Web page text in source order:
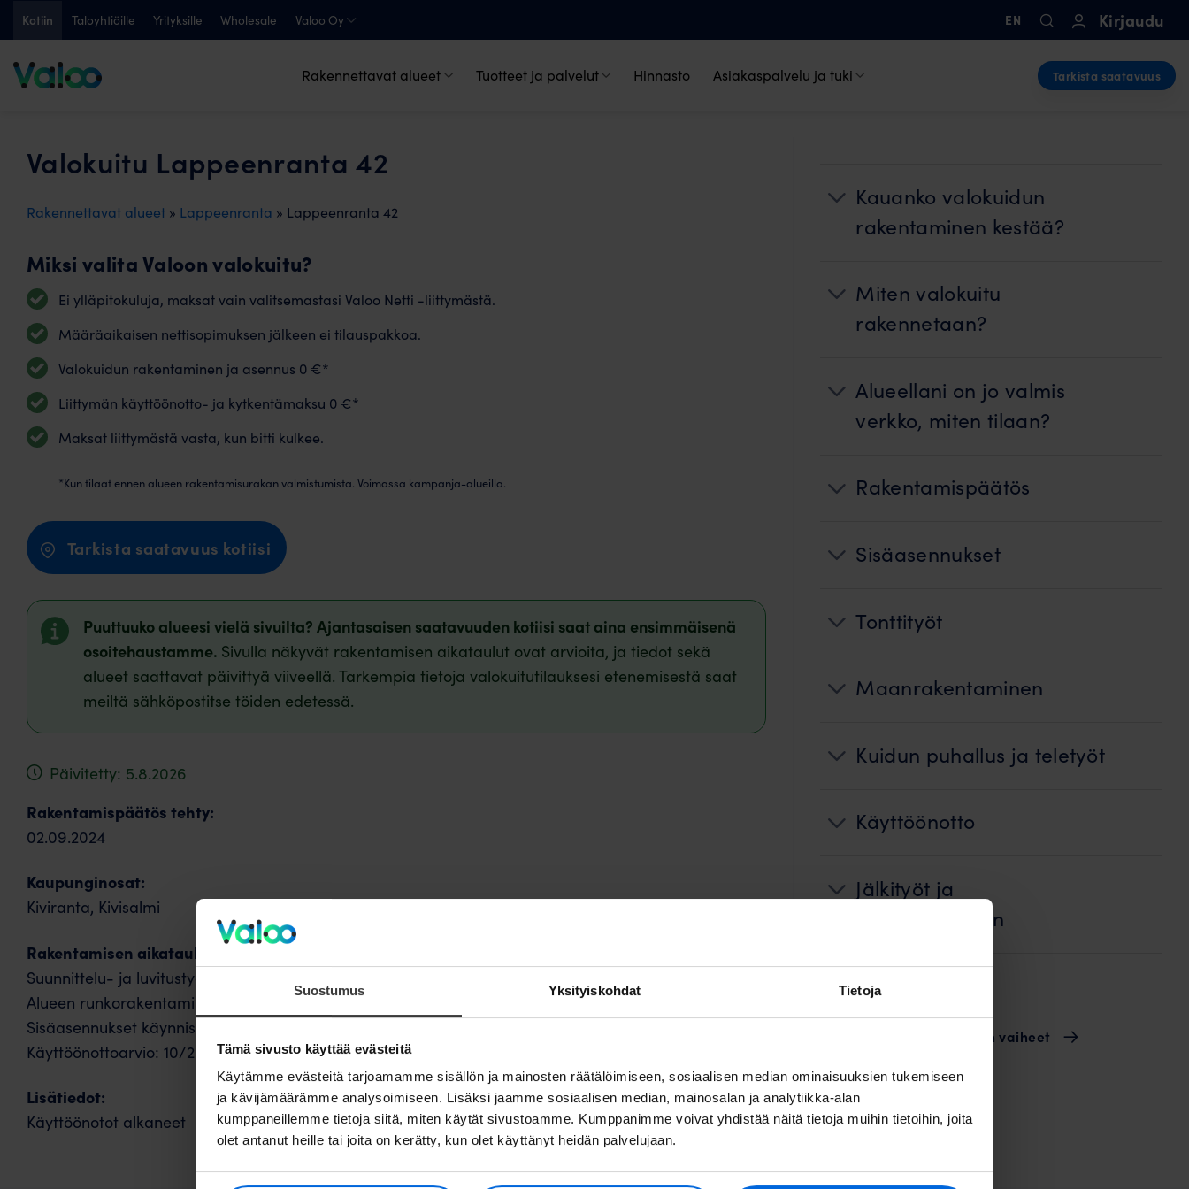
Suostumus Yksityiskohdat Tietoja
Tämä sivusto käyttää evästeitä
Käytämme evästeitä tarjoamamme sisällön ja mainosten räätälöimiseen, sosiaalisen median ominaisuuksien tukemiseen
ja kävijämäärämme analysoimiseen. Lisäksi jaamme sosiaalisen median, mainosalan ja analytiikka-alan
kumppaneillemme tietoja siitä, miten käytät sivustoamme. Kumppanimme voivat yhdistää näitä tietoja muihin tietoihin, joita
olet antanut heille tai joita on kerätty, kun olet käyttänyt heidän palvelujaan.
Kotiin Taloyhtiöille Yrityksille Wholesale Valoo Oy EN Kirjaudu
Rakennettavat alueet Tuotteet ja palvelut Hinnasto Asiakaspalvelu ja tuki Tarkista saatavuus
Valokuitu Lappeenranta 42
Rakennettavat alueet » Lappeenranta » Lappeenranta 42
Miksi valita Valoon valokuitu?
Ei ylläpitokuluja, maksat vain valitsemastasi Valoo Netti -liittymästä.
Määräaikaisen nettisopimuksen jälkeen ei tilauspakkoa.
Valokuidun rakentaminen ja asennus 0 €*
Liittymän käyttöönotto- ja kytkentämaksu 0 €*
Maksat liittymästä vasta, kun bitti kulkee.
*Kun tilaat ennen alueen rakentamisurakan valmistumista. Voimassa kampanja-alueilla.
Tarkista saatavuus kotiisi
Puuttuuko alueesi vielä sivuilta? Ajantasaisen saatavuuden kotiisi saat aina ensimmäisenä
osoitehaustamme. Sivulla näkyvät rakentamisen aikataulut ovat arvioita, ja tiedot sekä
alueet saattavat päivittyä viiveellä. Tarkempia tietoja valokuitutilauksesi etenemisestä saat
meiltä sähköpostitse töiden edetessä.
Päivitetty: 5.8.2026
Rakentamispäätös tehty:
02.09.2024
Kaupunginosat:
Kiviranta, Kivisalmi
Rakentamisen aikatauluarviot:
Suunnittelu- ja luvitustyöt käynnissä: 07/2025
Alueen runkorakentaminen käynnistyy: 08/2025
Sisäasennukset käynnistyvät: 10/2025
Käyttöönottoarvio: 10/2025
Lisätiedot:
Käyttöönotot alkaneet
Kauanko valokuidun
rakentaminen kestää?
Miten valokuitu
rakennetaan?
Alueellani on jo valmis
verkko, miten tilaan?
Rakentamispäätös
Sisäasennukset
Tonttityöt
Maanrakentaminen
Kuidun puhallus ja teletyöt
Käyttöönotto
Jälkityöt ja
ennallistaminen
Laskutus
Valokuidun rakentamisen vaiheet